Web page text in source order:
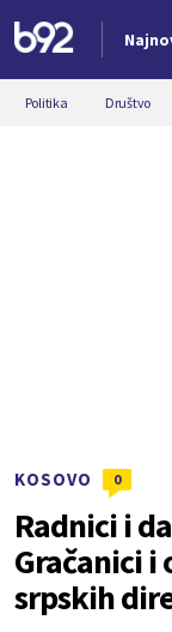
Nova vest
Politika Društvo
KOSOVO 0
Radnici i
Gračanici i
srpskih